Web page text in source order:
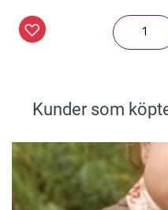
Kunder som